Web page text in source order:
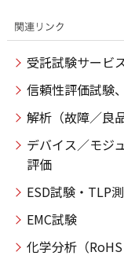
受託試験サービ
信頼性評価試験
解析（故障／良
デバイス／モジ
評価
ESD試験・TLP
EMC試験
化学分析（RoHS